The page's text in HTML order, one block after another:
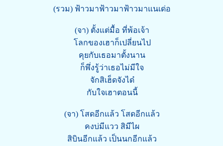
(รวม) ฟ้าวมาฟ้าวมาฟ้าวมาแนเด่อ
(จา) ตั้งแต่มื้อ ที่พ้อเจ้า
โลกของเฮาก็เปลี่ยนไป
คุยกับเธอมาตั้งนาน
ก็พึ่งรู้ว่าเธอไม่มีใจ
จักสิเฮ็ดจังได๋
กับใจเฮาตอนนี้
(จา) โสดอีกแล้ว โสดอีกแล้ว
คงบ่มีแวว สิมีไผ
สิบินอีกแล้ว เป็นนกอีกแล้ว